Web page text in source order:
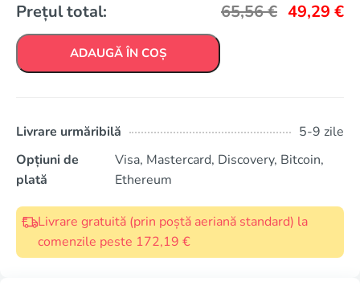
Prețul total: 65,56€ 49,29 €
ADAUGĂ ÎN COȘ
Livrare urmăribilă
5-9 zile
Opțiuni de
plată
Visa, Mastercard, Discovery, Bitcoin,
Ethereum
Livrare gratuită (prin poștă aeriană standard) la
comenzile peste 172,19 €